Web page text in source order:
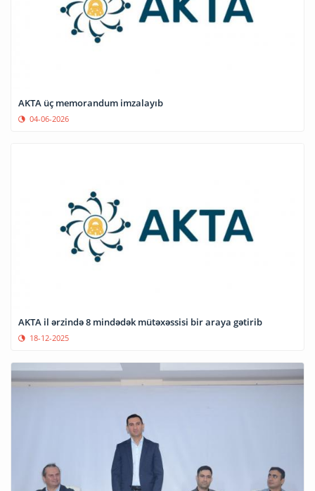
AKTA üç memorandum imzalayıb
04-06-2026
AKTA il ərzində 8 mindədək mütəxəssisi bir araya gətirib
18-12-2025